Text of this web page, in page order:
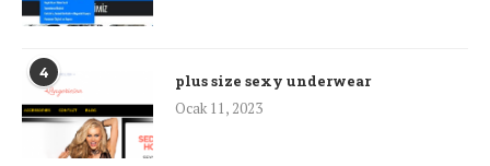
4
plus size sexy underwear
Ocak 11, 2023